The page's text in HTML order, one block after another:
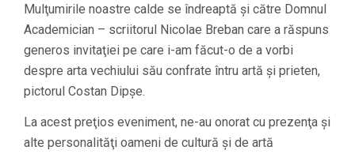
Mulţumirile noastre calde se îndreaptă şi către Domnul
Academician – scriitorul Nicolae Breban care a răspuns
generos invitaţiei pe care i-am făcut-o de a vorbi
despre arta vechiului său confrate întru artă şi prieten,
pictorul Costan Dipşe.
La acest preţios eveniment, ne-au onorat cu prezenţa şi
alte personalităţi oameni de cultură şi de artă